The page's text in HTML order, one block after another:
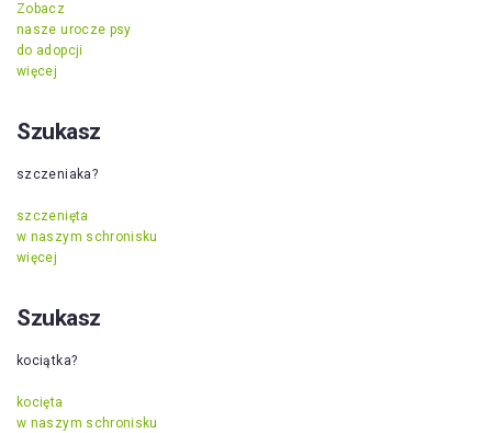
Zobacz
nasze urocze psy
do adopcji
więcej
Szukasz
szczeniaka?
szczenięta
w naszym schronisku
więcej
Szukasz
kociątka?
kocięta
w naszym schronisku